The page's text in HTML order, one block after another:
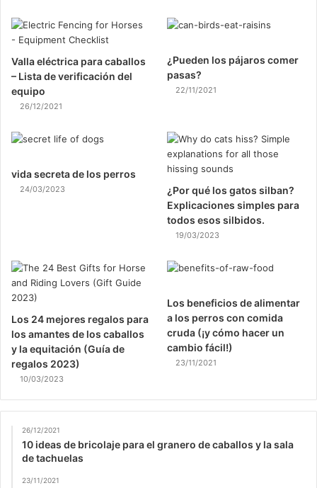
Valla eléctrica para caballos
– Lista de verificación del
equipo
26/12/2021
¿Pueden los pájaros comer
pasas?
22/11/2021
vida secreta de los perros
24/03/2023
¿Por qué los gatos silban?
Explicaciones simples para
todos esos silbidos.
19/03/2023
Los 24 mejores regalos para
los amantes de los caballos
y la equitación (Guía de
regalos 2023)
10/03/2023
Los beneficios de alimentar
a los perros con comida
cruda (¡y cómo hacer un
cambio fácil!)
23/11/2021
26/12/2021
10 ideas de bricolaje para el granero de caballos y la sala
de tachuelas
23/11/2021